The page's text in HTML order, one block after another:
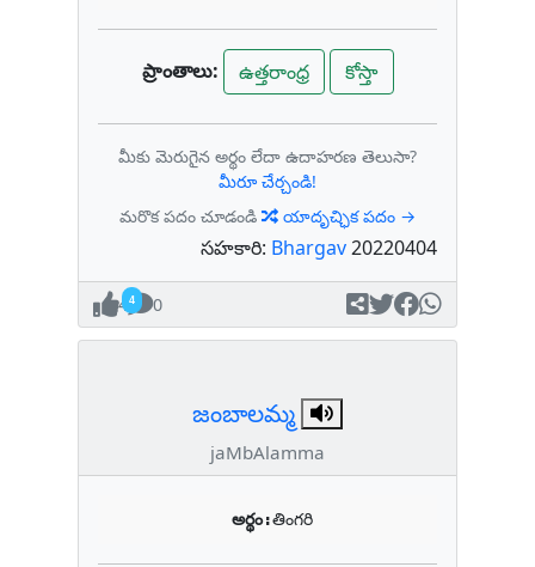
ప్రాంతాలు: ఉత్తరాంధ్ర కోస్తా
మీకు మెరుగైన అర్థం లేదా ఉదాహరణ తెలుసా?
మీరూ చేర్చండి!
మరొక పదం చూడండి
యాదృచ్ఛిక పదం →
సహకారి: Bhargav20220404
4 0
జంబాలమ్మ
jaMbAlamma
అర్థం:తింగరి